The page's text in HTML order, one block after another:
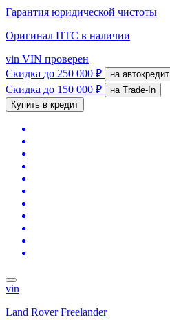
Гарантия юридической чистоты
Оригинал ПТС в наличии
vin VIN проверен
Скидка до 250 000 ₽ на автокредит
Скидка до 150 000 ₽
на Trade-In
Купить в кредит
vin
Land Rover Freelander